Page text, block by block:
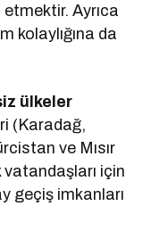
etmektir. Ayrıca
kolaylığına da
ülkeler
(Karadağ,
ve Mısır
için
geçiş imkanları